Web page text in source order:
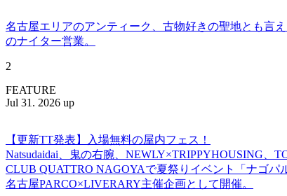
名古屋エリアのアンティーク、古物好きの聖地とも言
のナイター営業。
2
FEATURE
Jul 31. 2026 up
【更新TT発表】入場無料の屋内フェス！
Natsudaidai、鬼の右腕、NEWLY×TRIPPYHOUSING、
CLUB QUATTRO NAGOYAで夏祭りイベント「ナゴパ
名古屋PARCO×LIVERARY主催企画として開催。